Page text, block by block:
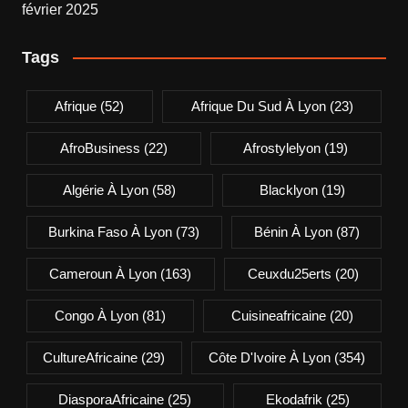
Tags
Afrique (52) Afrique Du Sud À Lyon(23)
AfroBusiness (22) Afrostylelyon (19)
Algérie À Lyon (58) Blacklyon(19)
Burkina Faso À Lyon (73) Bénin À Lyon(87)
Cameroun À Lyon (163) Ceuxdu25erts (20)
Congo À Lyon(81) Cuisineafricaine (20)
CultureAfricaine (29) Côte D'Ivoire À Lyon(354)
DiasporaAfricaine (25) Ekodafrik (25)